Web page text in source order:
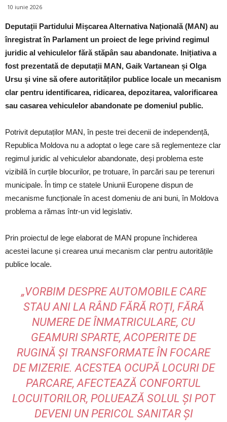
10 iunie 2026
Deputații Partidului Mișcarea Alternativa Națională (MAN) au
înregistrat în Parlament un proiect de lege privind regimul
juridic al vehiculelor fără stăpân sau abandonate. Inițiativa a
fost prezentată de deputații MAN, Gaik Vartanean și Olga
Ursu și vine să ofere autorităților publice locale un mecanism
clar pentru identificarea, ridicarea, depozitarea, valorificarea
sau casarea vehiculelor abandonate pe domeniul public.
Potrivit deputaților MAN, în peste trei decenii de independență,
Republica Moldova nu a adoptat o lege care să reglementeze clar
regimul juridic al vehiculelor abandonate, deși problema este
vizibilă în curțile blocurilor, pe trotuare, în parcări sau pe terenuri
municipale. În timp ce statele Uniunii Europene dispun de
mecanisme funcționale în acest domeniu de ani buni, în Moldova
problema a rămas într-un vid legislativ.
Prin proiectul de lege elaborat de MAN propune închiderea
acestei lacune și crearea unui mecanism clar pentru autoritățile
publice locale.
„VORBIM DESPRE AUTOMOBILE CARE
STAU ANI LA RÂND FĂRĂ ROȚI, FĂRĂ
NUMERE DE ÎNMATRICULARE, CU
GEAMURI SPARTE, ACOPERITE DE
RUGINĂ ȘI TRANSFORMATE ÎN FOCARE
DE MIZERIE. ACESTEA OCUPĂ LOCURI DE
PARCARE, AFECTEAZĂ CONFORTUL
LOCUITORILOR, POLUEAZĂ SOLUL ȘI POT
DEVENI UN PERICOL SANITAR ȘI